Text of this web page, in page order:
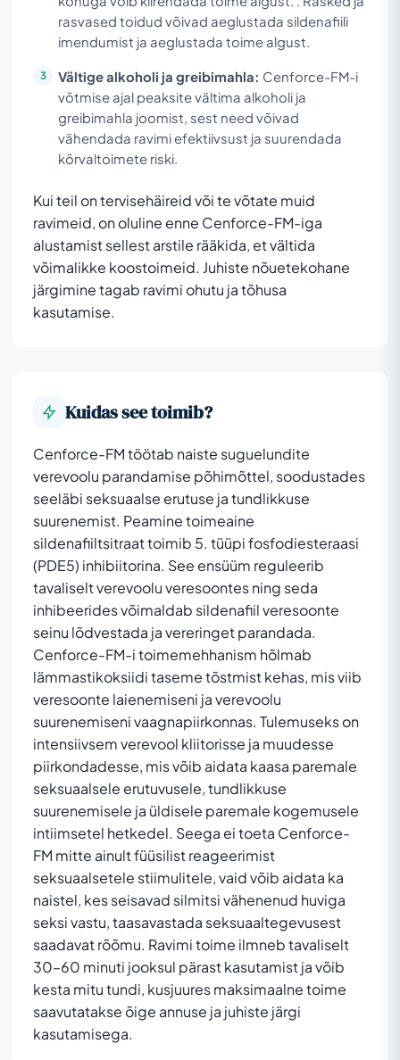
rasvased toidud võivad aeglustada sildenafiili
imendumist ja aeglustada toime algust.
Vältige alkoholi ja greibimahla: Cenforce-FM-i
võtmise ajal peaksite vältima alkoholi ja
greibimahla joomist, sest need võivad
vähendada ravimi efektiivsust ja suurendada
kõrvaltoimete riski.
Kui teil on tervisehäireid või te võtate muid
ravimeid, on oluline enne Cenforce-FM-iga
alustamist sellest arstile rääkida, et vältida
võimalikke koostoimeid. Juhiste nõuetekohane
järgimine tagab ravimi ohutu ja tõhusa
kasutamise.
Kuidas see toimib?
Cenforce-FM töötab naiste suguelundite
verevoolu parandamise põhimõttel, soodustades
seeläbi seksuaalse erutuse ja tundlikkuse
suurenemist. Peamine toimeaine
sildenafiiltsitraat toimib 5. tüüpi fosfodiesteraasi
(PDE5) inhibiitorina. See ensüüm reguleerib
tavaliselt verevoolu veresoontes ning seda
inhibeerides võimaldab sildenafiil veresoonte
seinu lõdvestada ja vereringet parandada.
Cenforce-FM-i toimemehhanism hõlmab
lämmastikoksiidi taseme tõstmist kehas, mis viib
veresoonte laienemiseni ja verevoolu
suurenemiseni vaagnapiirkonnas. Tulemuseks on
intensiivsem verevool kliitorisse ja muudesse
piirkondadesse, mis võib aidata kaasa paremale
seksuaalsele erutuvusele, tundlikkuse
suurenemisele ja üldisele paremale kogemusele
intiimsetel hetkedel. Seega ei toeta Cenforce-
FM mitte ainult füüsilist reageerimist
seksuaalsetele stiimulitele, vaid võib aidata ka
naistel, kes seisavad silmitsi vähenenud huviga
seksi vastu, taasavastada seksuaaltegevusest
saadavat rõõmu. Ravimi toime ilmneb tavaliselt
30–60 minuti jooksul pärast kasutamist ja võib
kesta mitu tundi, kusjuures maksimaalne toime
saavutatakse õige annuse ja juhiste järgi
kasutamisega.